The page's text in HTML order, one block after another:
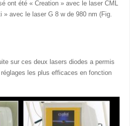
ont été « Creation » avec le laser CML
» avec le laser G 8 w de 980 nm (Fig.
sur ces deux lasers diodes a permis
les plus efficaces en fonction